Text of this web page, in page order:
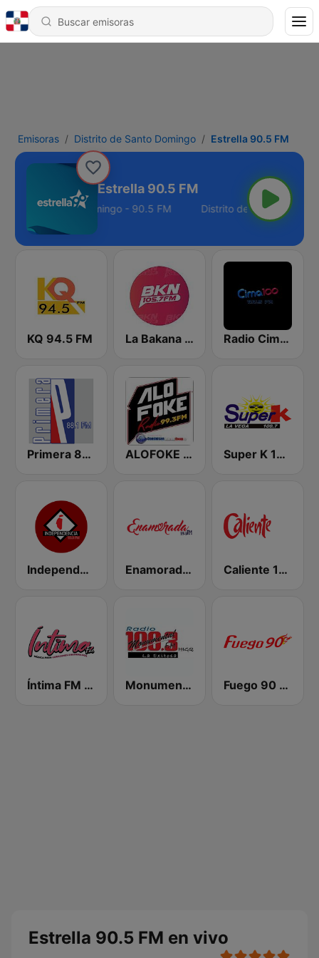
Emisoras Distrito de Santo Domingo Estrella 90.5 FM
Estrella 90.5 FM
de Santo Domingo - 90.5 FM
KQ 94.5 FM La Bakana FM Radio Cima 100.5 FM
Primera 88.1 FM ALOFOKE 99.3 FM Super K 100.7 FM
Independencia FM Enamorada 99.9 FM Caliente 104.1 FM
Íntima FM Santiago Monumental 100.3 FM Fuego 90 La Salsera
Estrella 90.5 FM en vivo